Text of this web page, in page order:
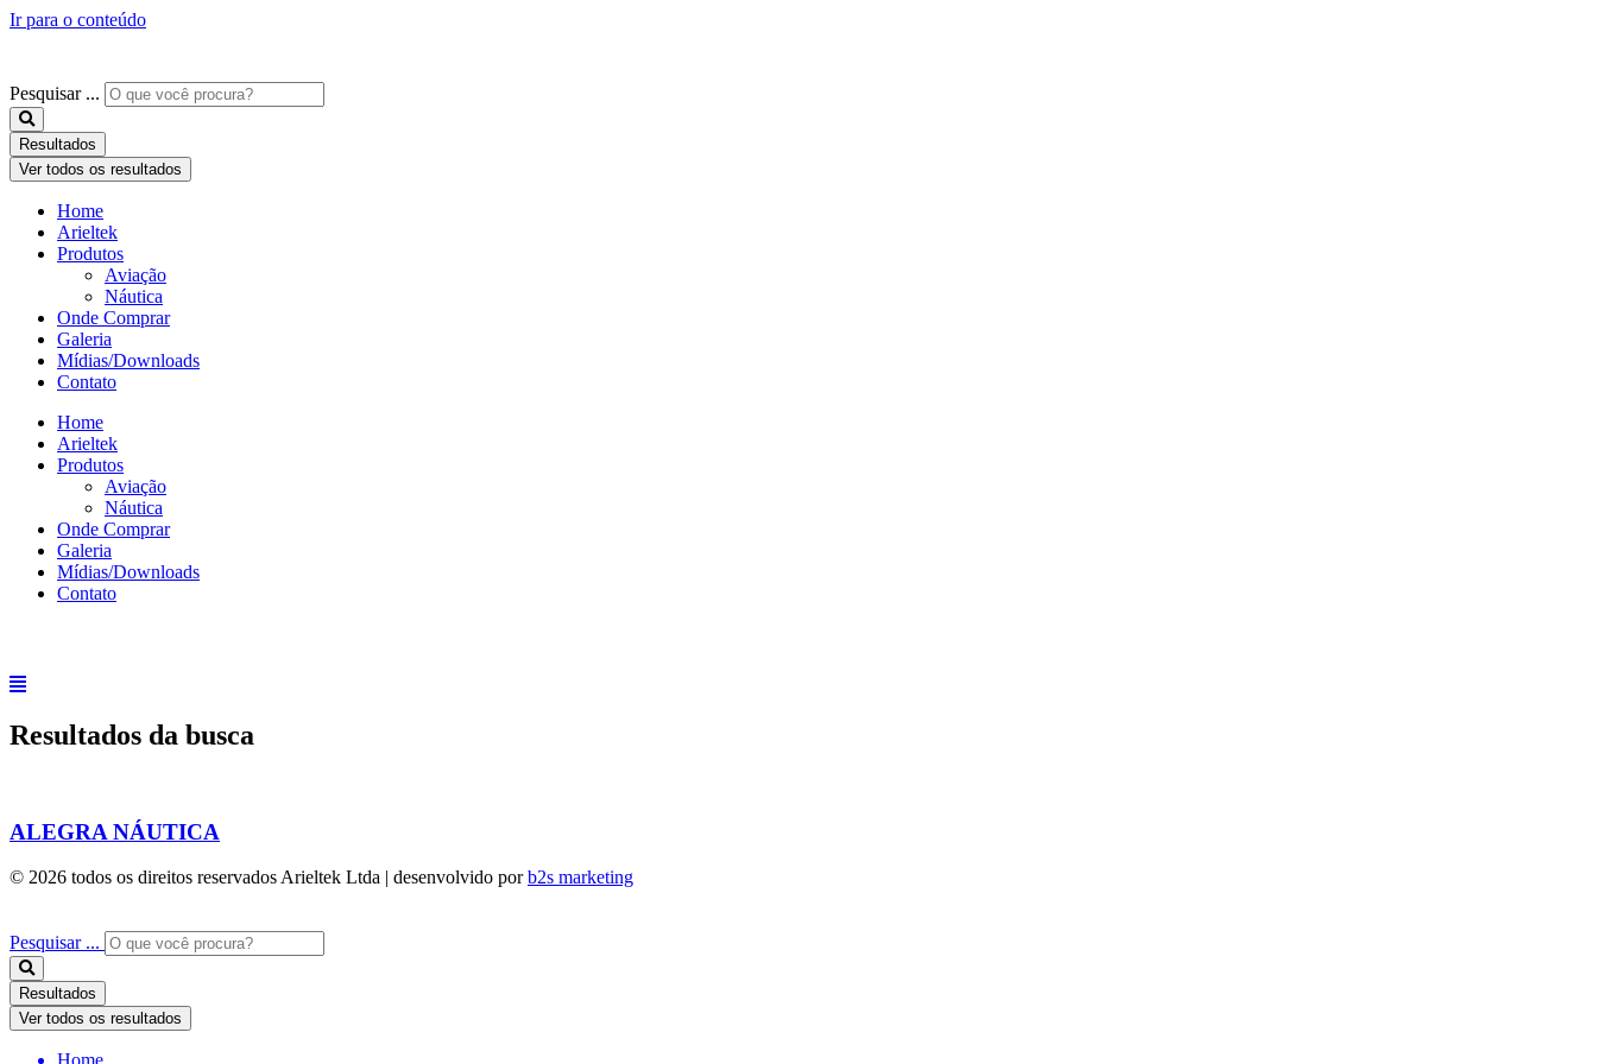
Ir para o conteúdo
Pesquisar ...
Resultados
Ver todos os resultados
Home
Arieltek
Produtos
Aviação
Náutica
Onde Comprar
Galeria
Mídias/Downloads
Contato
Home
Arieltek
Produtos
Aviação
Náutica
Onde Comprar
Galeria
Mídias/Downloads
Contato
Resultados da busca
ALEGRA NÁUTICA
© 2026 todos os direitos reservados Arieltek Ltda | desenvolvido porb2s marketing
Pesquisar ...
Resultados
Ver todos os resultados